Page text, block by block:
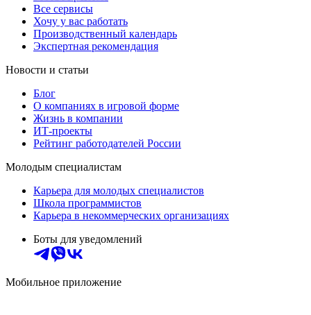
Все сервисы
Хочу у вас работать
Производственный календарь
Экспертная рекомендация
Новости и статьи
Блог
О компаниях в игровой форме
Жизнь в компании
ИТ-проекты
Рейтинг работодателей России
Молодым специалистам
Карьера для молодых специалистов
Школа программистов
Карьера в некоммерческих организациях
Боты для уведомлений
Мобильное приложение